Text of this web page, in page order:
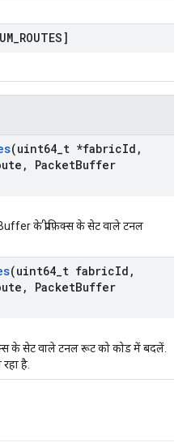
ROUTES]
(uint64 t *fabricId ,
, PacketBuffer
के प्रीफ़िक्स के सेट वाले टनल
(uint64 t fabricId ,
, PacketBuffer
के सेट वाले टनल रूट को कोड में बदलें.
है.